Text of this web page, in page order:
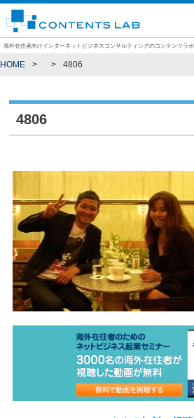
海外在住者向けインターネットビジネスコンサルティングのコンテンツラ
HOME 4806
4806